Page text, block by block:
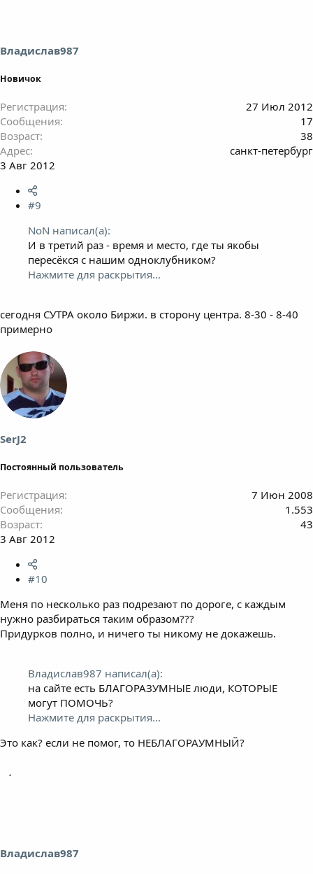
Владислав987
Новичок
Регистрация
27 Июл 2012
Сообщения
17
Возраст
38
Адрес
санкт-петербург
3 Авг 2012
#9
NoN написал(а):
И в третий раз - время и место, где ты якобы
пересёкся с нашим одноклубником?
Нажмите для раскрытия...
сегодня СУТРА около Биржи. в сторону центра. 8-30 - 8-40
примерно
SerJ2
Постоянный пользователь
Регистрация
7 Июн 2008
Сообщения
1.553
Возраст
43
3 Авг 2012
#10
Меня по несколько раз подрезают по дороге, с каждым
нужно разбираться таким образом???
Придурков полно, и ничего ты никому не докажешь.
Владислав987 написал(а):
на сайте есть БЛАГОРАЗУМНЫЕ люди, КОТОРЫЕ
могут ПОМОЧЬ?
Нажмите для раскрытия...
Это как? если не помог, то НЕБЛАГОРАУМНЫЙ?
Владислав987